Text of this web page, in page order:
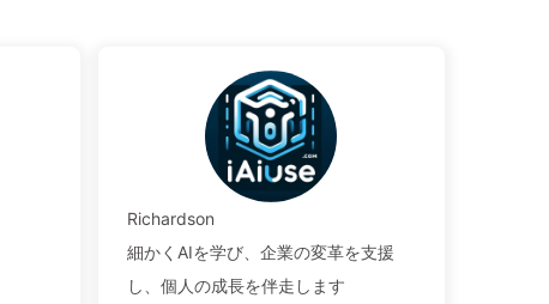
Richardson
細かくAIを学び、企業の変革を支援
し、個人の成長を伴走します